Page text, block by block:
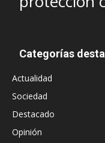
Categorías
Actualidad
Sociedad
Destacado
Opinión